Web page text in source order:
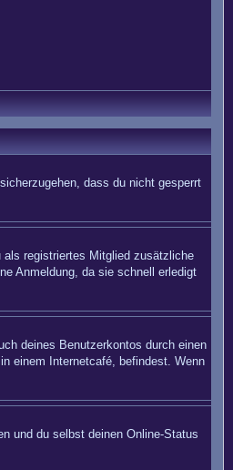
dass du nicht gesperrt
registriertes Mitglied zusätzliche
Anmeldung, da sie schnell erledigt
deines Benutzerkontos durch einen
einem Internetcafé, befindest. Wenn
und du selbst deinen Online-Status